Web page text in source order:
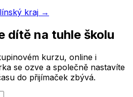
kraj →
dítě na tuhle školu
kurzu, online i
se ozve a společně nastavíte
do přijímaček zbývá.